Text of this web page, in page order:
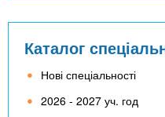
Каталог
Нові спеціальності
2026 - 2027 уч. год